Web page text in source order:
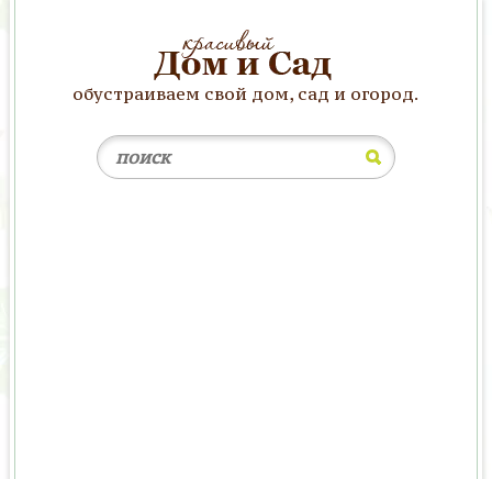
обустраиваем свой дом, сад и огород.